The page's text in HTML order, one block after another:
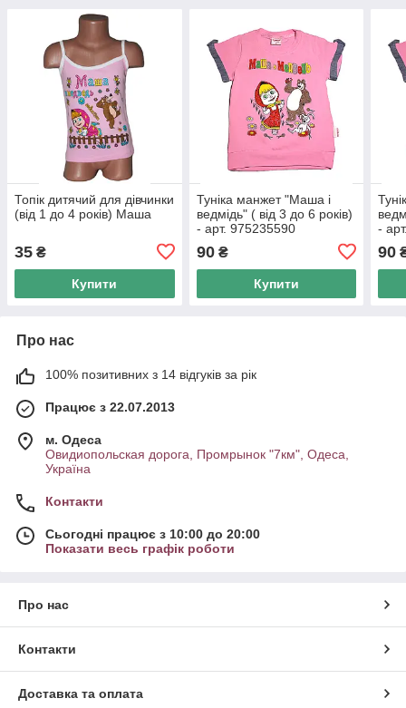
Топік дитячий для дівчинки
(від 1 до 4 років) Маша
35 ₴
Купити
Туніка манжет "Маша і
ведмідь" ( від 3 до 6 років)
- арт. 975235590
90₴
Купити
-
90
Про нас
100% позитивних з 14 відгуків за рік
Працює з 22.07.2013
м. Одеса
Овидиопольская дорога, Промрынок "7км", Одеса,
Україна
Контакти
Сьогодні працює з 10:00 до 20:00
Показати весь графік роботи
Про нас
Контакти
Доставка та оплата